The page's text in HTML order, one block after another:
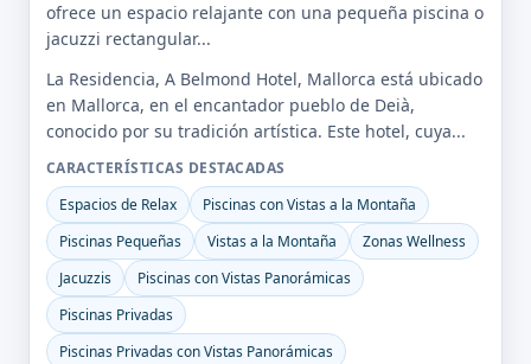
ofrece un espacio relajante con una pequeña piscina o
jacuzzi rectangular...
La Residencia, A Belmond Hotel, Mallorca está ubicado
en Mallorca, en el encantador pueblo de Deià,
conocido por su tradición artística. Este hotel, cuya...
CARACTERÍSTICAS DESTACADAS
Espacios de Relax
Piscinas con Vistas a la Montaña
Piscinas Pequeñas
Vistas a la Montaña
Zonas Wellness
Jacuzzis
Piscinas con Vistas Panorámicas
Piscinas Privadas
Piscinas Privadas con Vistas Panorámicas